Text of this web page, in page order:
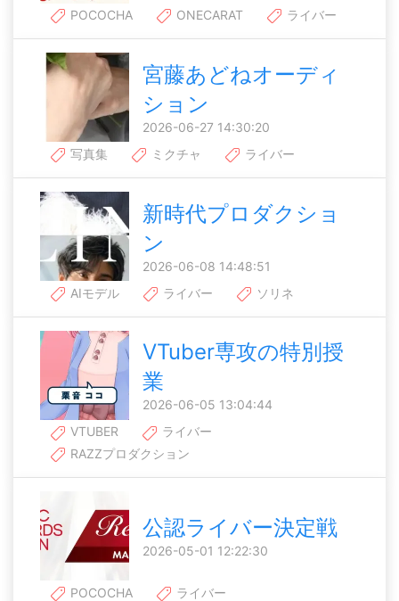
POCOCHA ONECARAT ライバー
宮藤あどねオーディ
ション
2026-06-27 14:30:20
写真集
ミクチャ ライバー
新時代プロダクショ
ン
2026-06-08 14:48:51
AIモデル
ライバー ソリネ
VTuber専攻の特別授
業
2026-06-05 13:04:44
VTUBER
ライバー
RAZZプロダクション
公認ライバー決定戦
2026-05-01 12:22:30
POCOCHA
ライバー